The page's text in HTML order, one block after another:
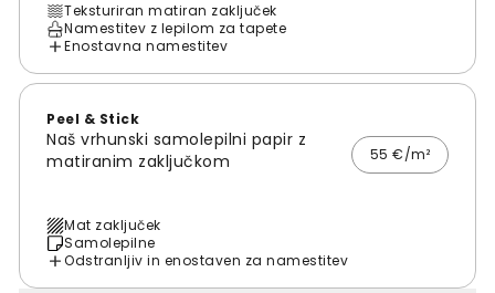
Teksturiran matiran zaključek
Namestitev z lepilom za tapete
Enostavna namestitev
Peel & Stick
Naš vrhunski samolepilni papir z
matiranim zaključkom
55 €/m²
Mat zaključek
Samolepilne
Odstranljiv in enostaven za namestitev